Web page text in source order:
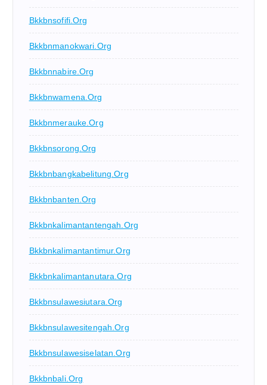
Bkkbnsofifi.org
Bkkbnmanokwari.org
Bkkbnnabire.org
Bkkbnwamena.org
Bkkbnmerauke.org
Bkkbnsorong.org
Bkkbnbangkabelitung.org
Bkkbnbanten.org
Bkkbnkalimantantengah.org
Bkkbnkalimantantimur.org
Bkkbnkalimantanutara.org
Bkkbnsulawesiutara.org
Bkkbnsulawesitengah.org
Bkkbnsulawesiselatan.org
Bkkbnbali.org